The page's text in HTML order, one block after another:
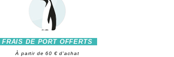
FRAIS DE PORT OFFERTS
À partir de 60 € d'achat